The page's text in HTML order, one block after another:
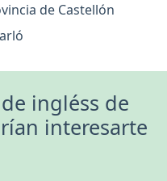
de Castellón
ingléss de
interesarte